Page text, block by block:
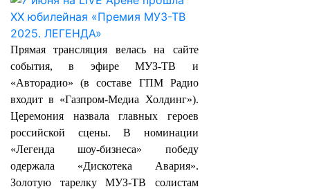
Прямая трансляция велась на сайте
события, в эфире МУЗ-ТВ и
«Авторадио» (в составе ГПМ Радио
входит в «Газпром-Медиа Холдинг»).
Церемония назвала главных героев
российской сцены. В номинации
«Легенда шоу-бизнеса» победу
одержала «Дискотека Авария».
Золотую тарелку МУЗ-ТВ солистам